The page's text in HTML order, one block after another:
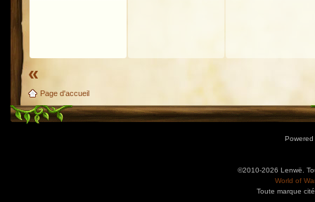
«
Page d'accueil
©2010-2026 Lenwë.
World of
Toute marque